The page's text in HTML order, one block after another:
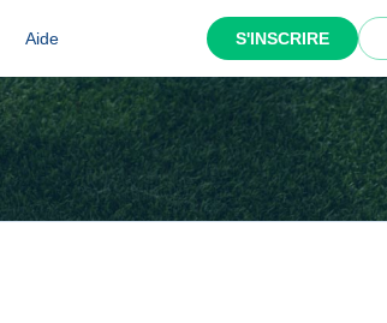
Aide S'INSCRIRE